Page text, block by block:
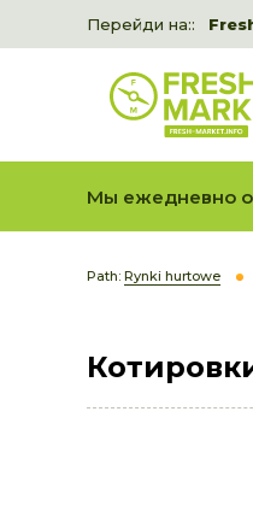
Перейди на::
Мы ежедневно
Path: Rynki hurtowe